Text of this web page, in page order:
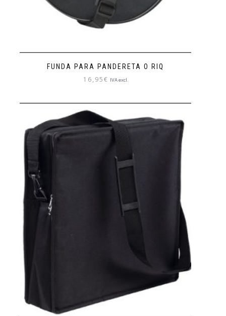
FUNDA PARA PANDERETA O RIQ
16,95€ IVA excl.